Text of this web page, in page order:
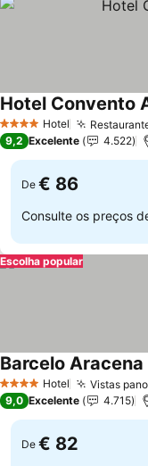
4 EstrelasHotel
Hotel Convento
9,2 Excelente 4.522
De € 86
Consulte os preços
Escolha popular
4 EstrelasHotel Vistas
Barcelo Aracena
9,0 Excelente 4.715
De € 82